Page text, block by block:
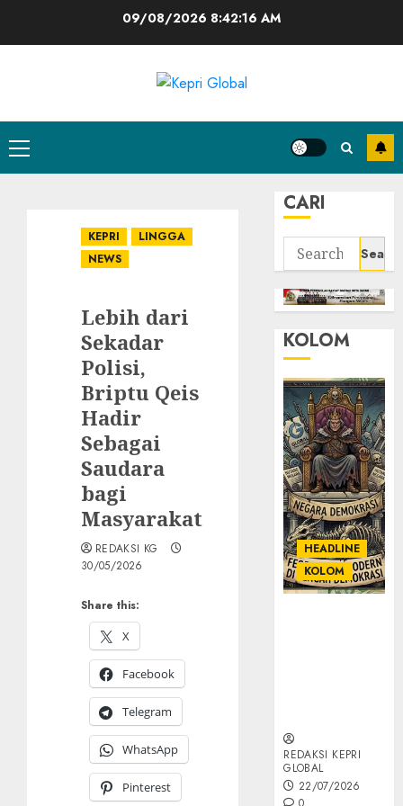
09/08/2026 8:42:16 AM
Primary
Menu
KEPRI
LINGGA
NEWS
Lebih dari
Sekadar
Polisi,
Briptu Qeis
Hadir
Sebagai
Saudara
bagi
Masyarakat
Share this:
X
Facebook
Telegram
WhatsApp
Pinterest
REDAKSI KG
30/05/2026
CARI
Search
for:
KOLOM
HEADLINE
KOLOM
REDAKSI KEPRI
GLOBAL
22/07/2026